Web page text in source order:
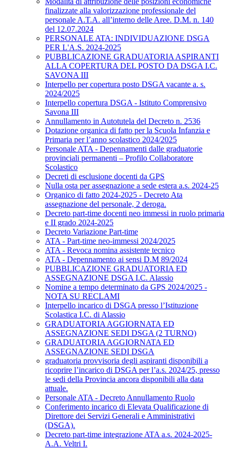
finalizzate alla valorizzazione professionale del
personale A.T.A. all’interno delle Aree. D.M. n. 140
del 12.07.2024
PERSONALE ATA: INDIVIDUAZIONE DSGA
PER L'A.S. 2024-2025
PUBBLICAZIONE GRADUATORIA ASPIRANTI
ALLA COPERTURA DEL POSTO DA DSGA I.C.
SAVONA III
Interpello per copertura posto DSGA vacante a. s.
2024/2025
Interpello copertura DSGA - Istituto Comprensivo
Savona III
Annullamento in Autotutela del Decreto n. 2536
Dotazione organica di fatto per la Scuola Infanzia e
Primaria per l’anno scolastico 2024/2025
Personale ATA - Depennamenti dalle graduatorie
provinciali permanenti – Profilo Collaboratore
Scolastico
Decreti di esclusione docenti da GPS
Nulla osta per assegnazione a sede estera a.s. 2024-25
Organico di fatto 2024-2025 - Decreto Ata
assegnazione del personale, 2 deroga.
Decreto part-time docenti neo immessi in ruolo primaria
e II grado 2024-2025
Decreto Variazione Part-time
ATA - Part-time neo-immessi 2024/2025
ATA - Revoca nomina assistente tecnico
ATA - Depennamento ai sensi D.M 89/2024
PUBBLICAZIONE GRADUATORIA ED
ASSEGNAZIONE DSGA I.C. Alassio
Nomine a tempo determinato da GPS 2024/2025 -
NOTA SU RECLAMI
Interpello incarico di DSGA presso l’Istituzione
Scolastica I.C. di Alassio
GRADUATORIA AGGIORNATA ED
ASSEGNAZIONE SEDI DSGA (2 TURNO)
GRADUATORIA AGGIORNATA ED
ASSEGNAZIONE SEDI DSGA
graduatoria provvisoria degli aspiranti disponibili a
ricoprire l’incarico di DSGA per l’a.s. 2024/25, presso
le sedi della Provincia ancora disponibili alla data
attuale.
Personale ATA - Decreto Annullamento Ruolo
Conferimento incarico di Elevata Qualificazione di
Direttore dei Servizi Generali e Amministrativi
(DSGA).
Decreto part-time integrazione ATA a.s. 2024-2025-
A.A. Veltri I.